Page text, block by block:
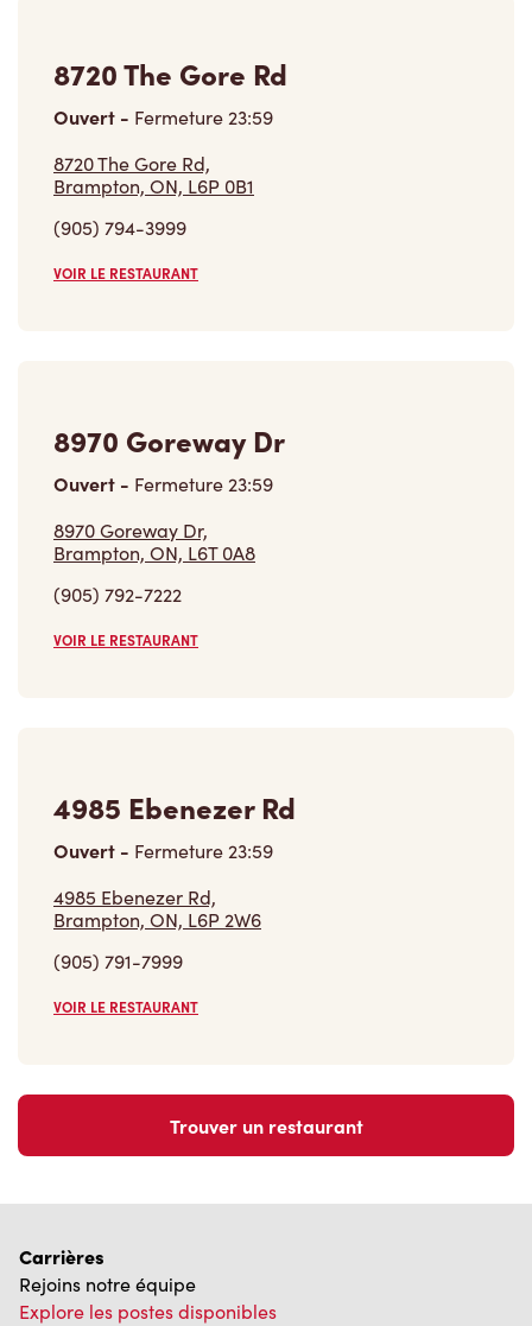
8720 The Gore Rd
Ouvert - Fermeture23:59
8720 The Gore Rd,
Brampton, ON, L6P 0B1
(905) 794-3999
VOIR LE RESTAURANT
8970 Goreway Dr
Ouvert - Fermeture23:59
8970 Goreway Dr,
Brampton, ON, L6T 0A8
(905) 792-7222
VOIR LE RESTAURANT
4985 Ebenezer Rd
Ouvert - Fermeture23:59
4985 Ebenezer Rd,
Brampton, ON, L6P 2W6
(905) 791-7999
VOIR LE RESTAURANT
Trouver un restaurant
Carrières
Rejoins notre équipe
Explore les postes disponibles